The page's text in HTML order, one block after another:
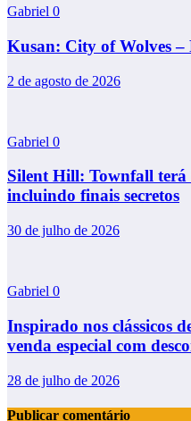
Gabriel 0
Kusan: City of Wolves –
2 de agosto de 2026
Gabriel 0
Silent Hill: Townfall terá
incluindo finais secretos
30 de julho de 2026
Gabriel 0
Inspirado nos clássicos
venda especial com
28 de julho de 2026
Publicar comentário